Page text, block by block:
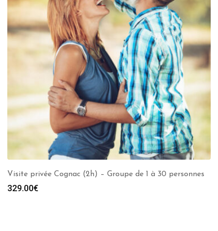
Visite privée Cognac (2h) – Groupe de 1 à 30 personnes
329.00€